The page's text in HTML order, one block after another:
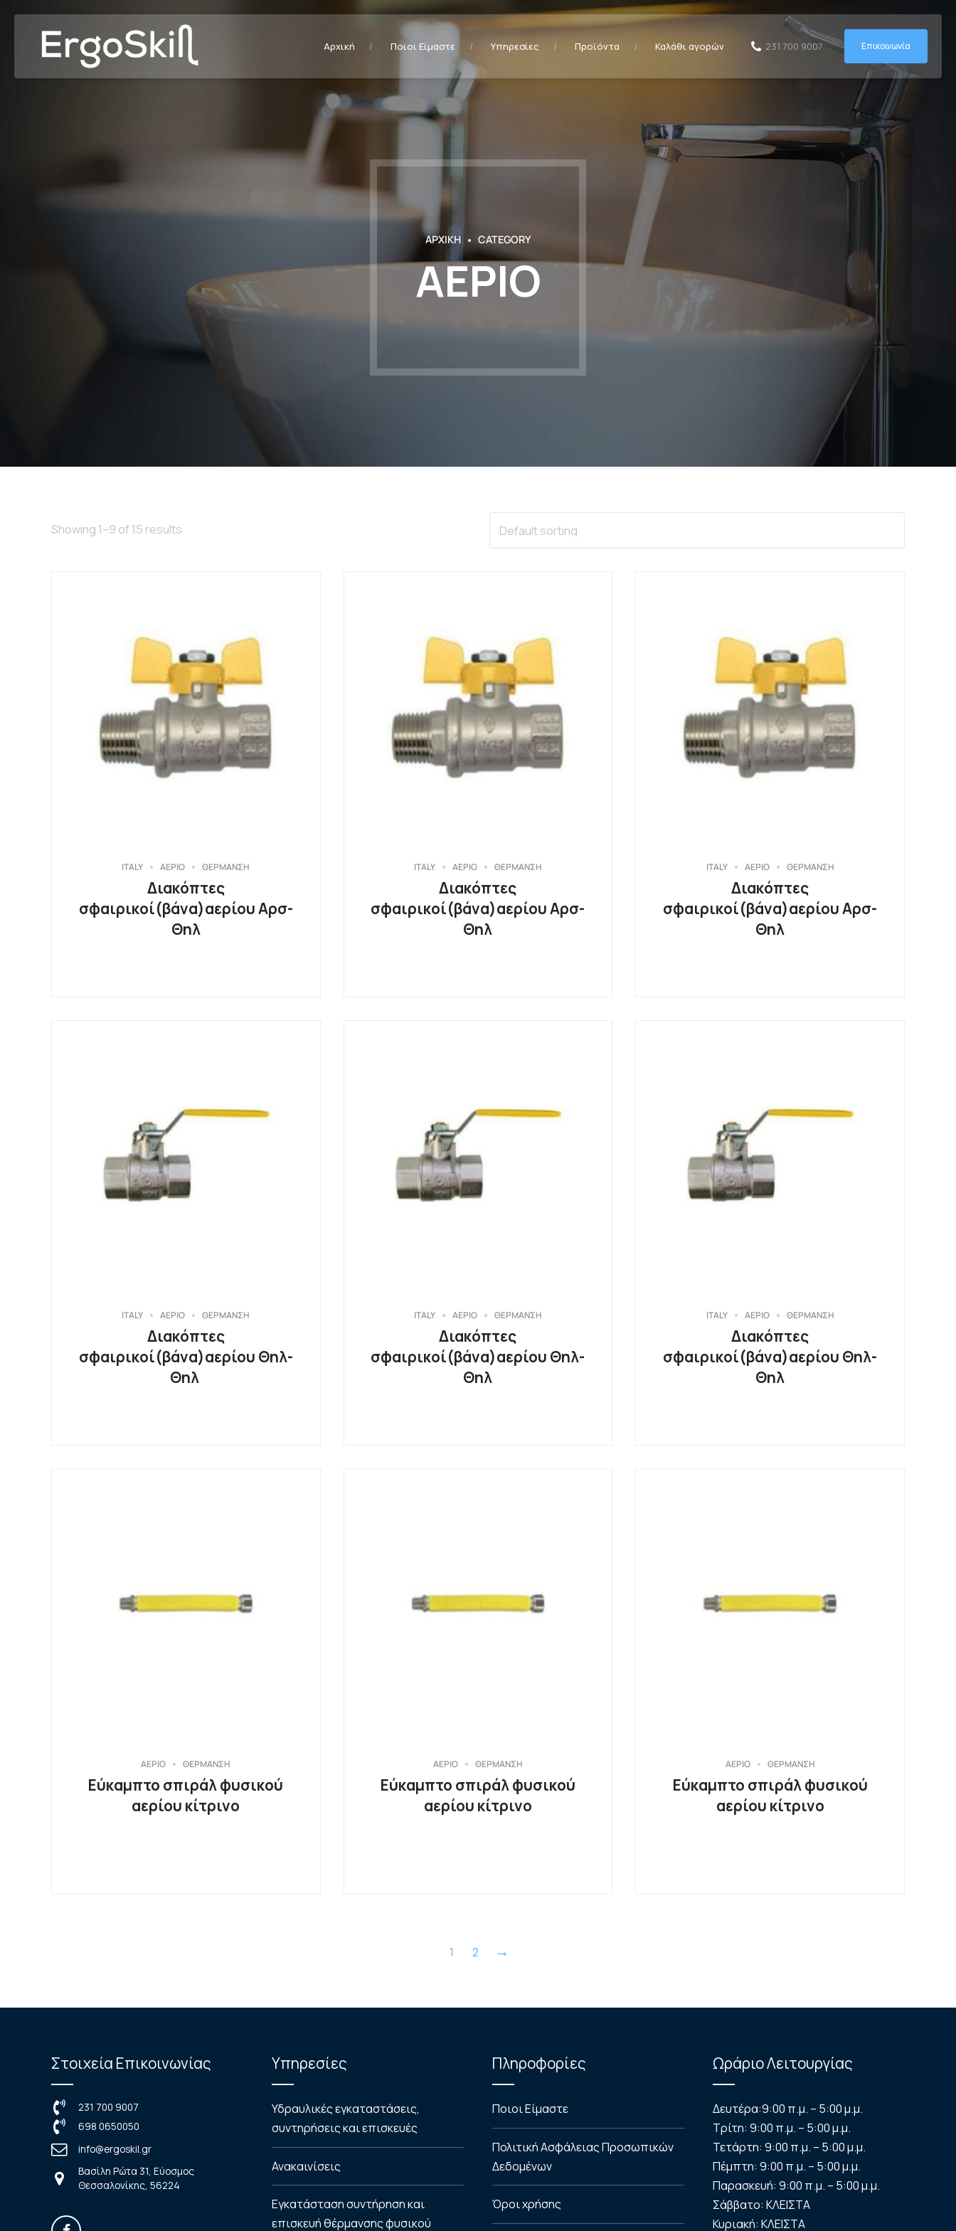
231 700 9007 Επικοινωνία
Αρχική Ποιοι Είμαστε Υπηρεσίες Προϊόντα Καλάθι αγορών
ΑΡΧΙΚΗ CATEGORY
ΑΕΡΙΟ
Showing 1–9 of 15 results
ITALY ΑΕΡΙΟ ΘΕΡΜΑΝΣΗ
Διακόπτες
σφαιρικοί(βάνα)αερίου Αρσ-
Θηλ
ITALY ΑΕΡΙΟ ΘΕΡΜΑΝΣΗ
Διακόπτες
σφαιρικοί(βάνα)αερίου Αρσ-
Θηλ
ITALY ΑΕΡΙΟ ΘΕΡΜΑΝΣΗ
Διακόπτες
σφαιρικοί(βάνα)αερίου Αρσ-
Θηλ
ITALY ΑΕΡΙΟ ΘΕΡΜΑΝΣΗ
Διακόπτες
σφαιρικοί(βάνα)αερίου Θηλ-
Θηλ
ITALY ΑΕΡΙΟ ΘΕΡΜΑΝΣΗ
Διακόπτες
σφαιρικοί(βάνα)αερίου Θηλ-
Θηλ
ITALY ΑΕΡΙΟ ΘΕΡΜΑΝΣΗ
Διακόπτες
σφαιρικοί(βάνα)αερίου Θηλ-
Θηλ
ΑΕΡΙΟ ΘΕΡΜΑΝΣΗ
Εύκαμπτο σπιράλ φυσικού
αερίου κίτρινο
ΑΕΡΙΟ ΘΕΡΜΑΝΣΗ
Εύκαμπτο σπιράλ φυσικού
αερίου κίτρινο
ΑΕΡΙΟ ΘΕΡΜΑΝΣΗ
Εύκαμπτο σπιράλ φυσικού
αερίου κίτρινο
1 2 →
Στοιχεία Επικοινωνίας
231 700 9007
698 0650050
info@ergoskil.gr
Βασίλη Ρώτα 31, Εύοσμος
Θεσσαλονίκης, 56224
Υπηρεσίες
Υδραυλικές εγκαταστάσεις,
συντηρήσεις και επισκευές
Ανακαινίσεις
Εγκατάσταση συντήρηση και
επισκευή θέρμανσης φυσικού
Πληροφορίες
Ποιοι Είμαστε
Πολιτική Ασφάλειας Προσωπικών
Δεδομένων
Όροι χρήσης
Ωράριο Λειτουργίας
Δευτέρα:9:00 π.μ. – 5:00 μ.μ.
Τρίτη: 9:00 π.μ. – 5:00 μ.μ.
Τετάρτη: 9:00 π.μ. – 5:00 μ.μ.
Πέμπτη: 9:00 π.μ. – 5:00 μ.μ.
Παρασκευή: 9:00 π.μ. – 5:00 μ.μ.
Σάββατο: ΚΛΕΙΣΤΑ
Κυριακή: ΚΛΕΙΣΤΑ